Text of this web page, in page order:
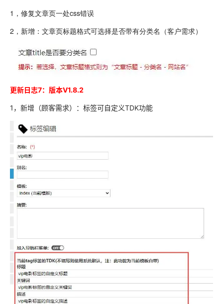
1，修复文章页一处css错误
2，新增：文章页标题格式可选择是否带有分类名（客户需求）
更新日志7： 版本V1.8.2
1，新增（顾客需求）：标签可自定义TDK功能